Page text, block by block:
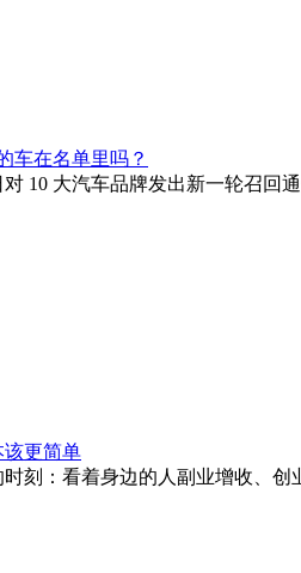
车在名单里吗？
对 10 大汽车品牌发出新一轮召
该更简单
刻：看着身边的人副业增收、